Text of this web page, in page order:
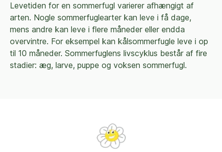
Levetiden for en sommerfugl varierer afhængigt af
arten. Nogle sommerfuglearter kan leve i få dage,
mens andre kan leve i flere måneder eller endda
overvintre. For eksempel kan kålsommerfugle leve i op
til 10 måneder. Sommerfuglens livscyklus består af fire
stadier: æg, larve, puppe og voksen sommerfugl.